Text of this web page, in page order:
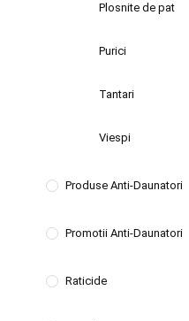
Plosnite de pat
Purici
Tantari
Viespi
Produse Anti-Daunatori
Promotii Anti-Daunatori
Raticide